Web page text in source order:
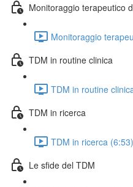
Monitoraggio terapeutico
Monitoraggio
TDM in routine clinica
TDM in routine
TDM in ricerca
TDM in ricerca (6:53)
Le sfide del TDM